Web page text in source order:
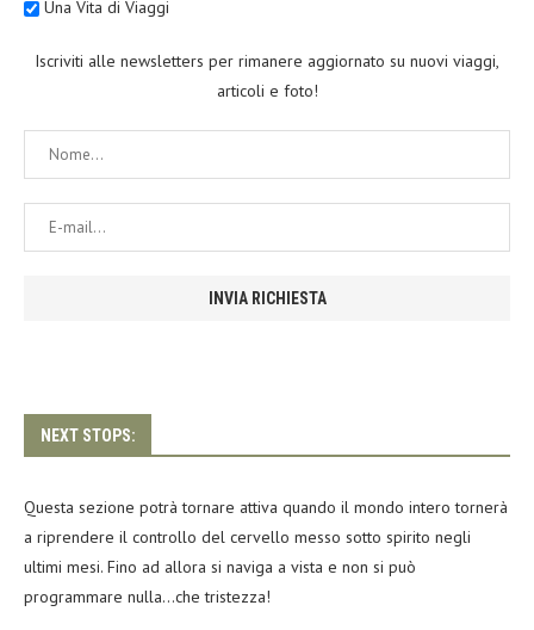
Una Vita di Viaggi
Iscriviti alle newsletters per rimanere aggiornato su nuovi viaggi,
articoli e foto!
NEXT STOPS:
Questa sezione potrà tornare attiva quando il mondo intero tornerà
a riprendere il controllo del cervello messo sotto spirito negli
ultimi mesi. Fino ad allora si naviga a vista e non si può
programmare nulla…che tristezza!